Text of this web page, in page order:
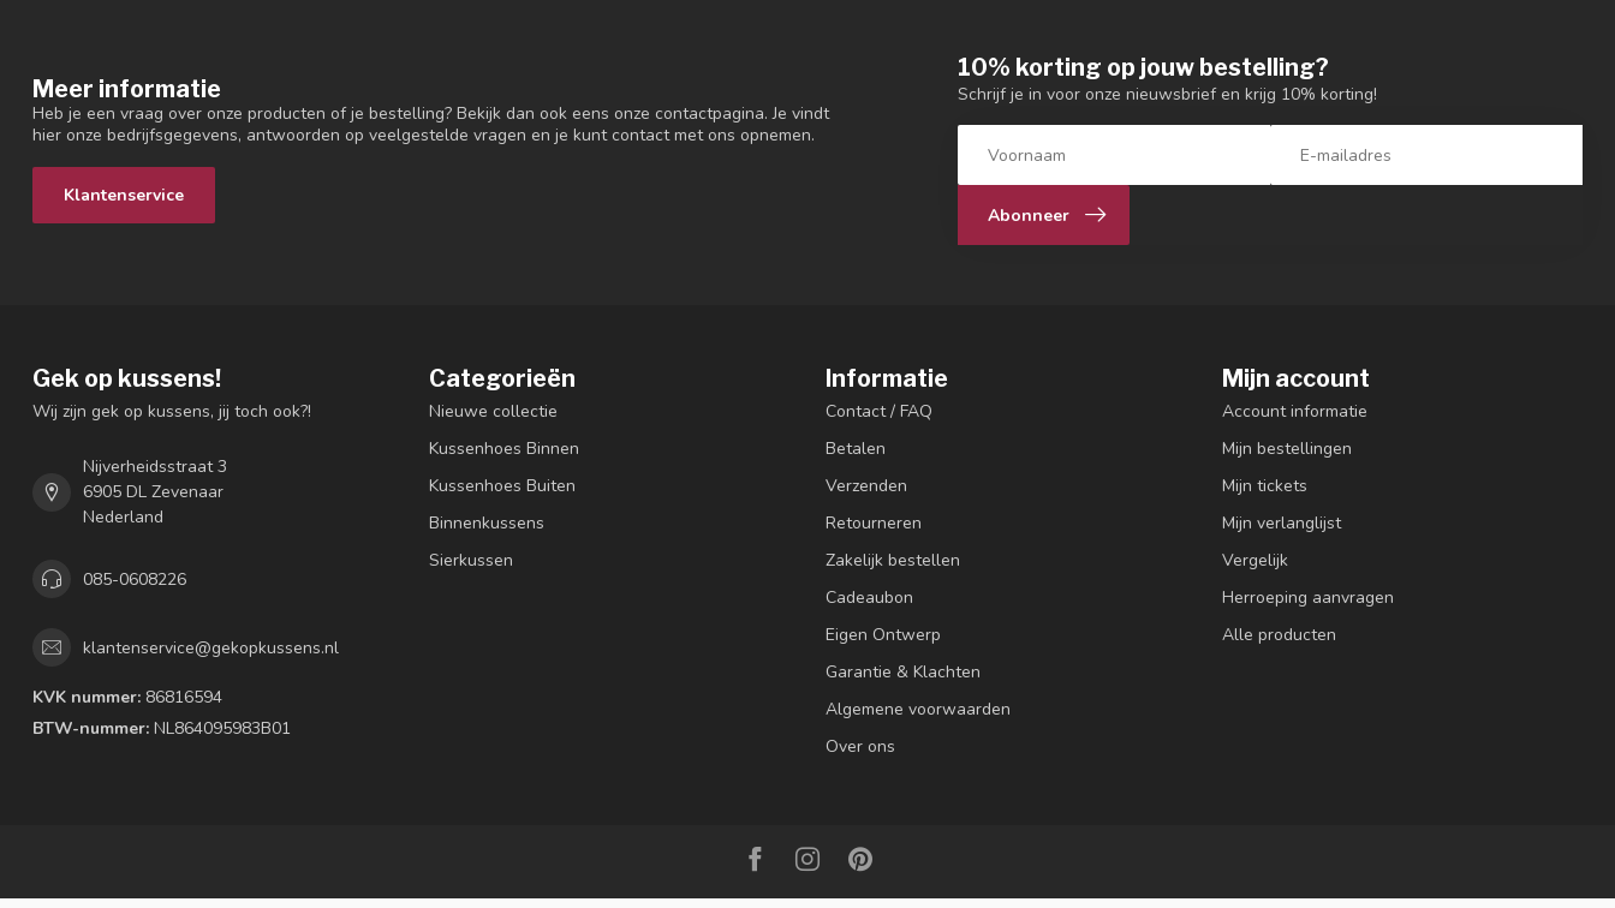
Meer informatie
Heb je een vraag over onze producten of je bestelling? Bekijk dan ook eens onze contactpagina. Je vindt
hier onze bedrijfsgegevens, antwoorden op veelgestelde vragen en je kunt contact met ons opnemen.
Klantenservice
10% korting op jouw bestelling?
Schrijf je in voor onze nieuwsbrief en krijg 10% korting!
Abonneer
Gek op kussens!
Wij zijn gek op kussens, jij toch ook?!
Nijverheidsstraat 3
6905 DL Zevenaar
Nederland
085-0608226
klantenservice@gekopkussens.nl
KVK nummer: 86816594
BTW-nummer: NL864095983B01
Categorieën
Nieuwe collectie
Kussenhoes Binnen
Kussenhoes Buiten
Binnenkussens
Sierkussen
Informatie
Contact / FAQ
Betalen
Verzenden
Retourneren
Zakelijk bestellen
Cadeaubon
Eigen Ontwerp
Garantie & Klachten
Algemene voorwaarden
Over ons
Mijn account
Account informatie
Mijn bestellingen
Mijn tickets
Mijn verlanglijst
Vergelijk
Herroeping aanvragen
Alle producten